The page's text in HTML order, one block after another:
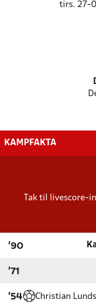
tirs. 27-
KAMPFAKTA
Tak til livescore-
'90
'71
'54 Christian